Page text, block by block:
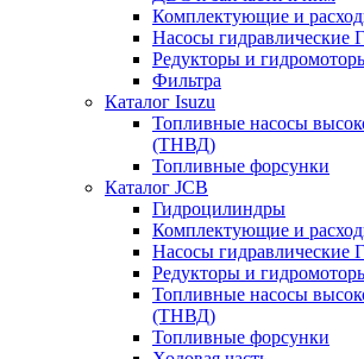
Комплектующие и
Насосы гидравлические
Редукторы и
Фильтра
Каталог Isuzu
Топливные насосы
(ТНВД)
Топливные форсунки
Каталог JCB
Гидроцилиндры
Комплектующие и
Насосы гидравлические
Редукторы и
Топливные насосы
(ТНВД)
Топливные форсунки